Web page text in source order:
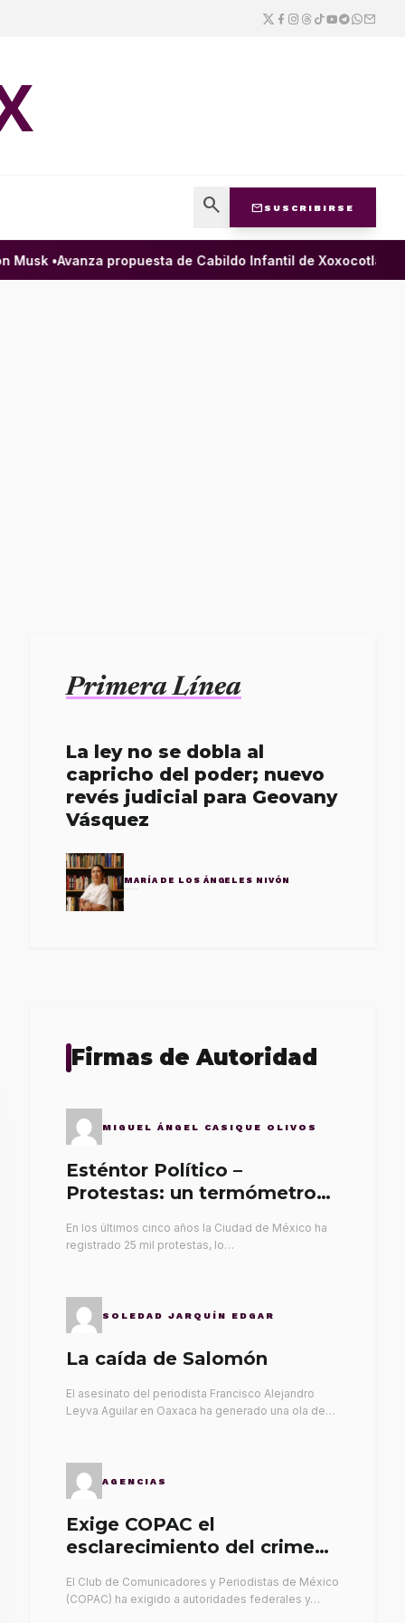
search mail SUSCRIBIRSE
•Avanza propuesta de Cabildo Infantil de Xoxocotlán
Primera Línea
La ley no se dobla al
capricho del poder; nuevo
revés judicial para Geovany
Vásquez
MARÍA DE LOS ÁNGELES NIVÓN
Firmas de Autoridad
MIGUEL ÁNGEL CASIQUE OLIVOS
Esténtor Político –
Protestas: un termómetro
En los últimos cinco años la Ciudad de México ha
registrado 25 mil protestas, lo…
SOLEDAD JARQUÍN EDGAR
La caída de Salomón
El asesinato del periodista Francisco Alejandro
Leyva Aguilar en Oaxaca ha generado una ola de…
AGENCIAS
Exige COPAC el
esclarecimiento del crimen
El Club de Comunicadores y Periodistas de México
(COPAC) ha exigido a autoridades federales y…